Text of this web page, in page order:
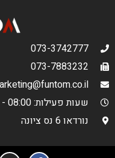
073-3742777
073-7883232
שעות פעילות: 08:00 - 18:00
נורדאו 6 נס ציונה